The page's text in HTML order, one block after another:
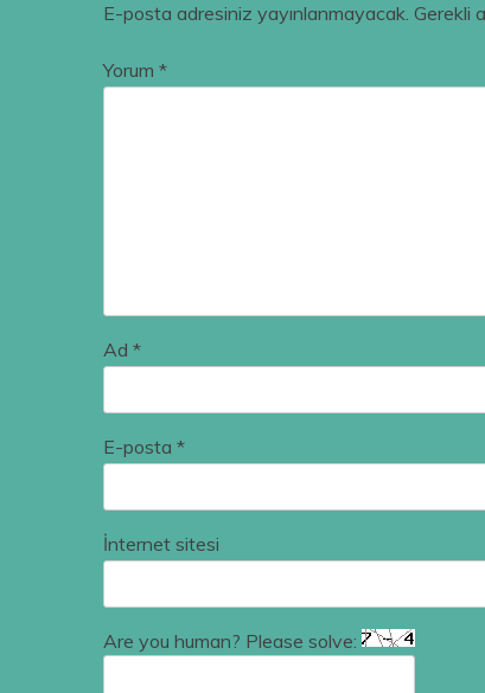
E-posta adresiniz yayınlanmayacak. Gerekli
Yorum *
Ad *
E-posta *
İnternet sitesi
Are you human? Please solve: